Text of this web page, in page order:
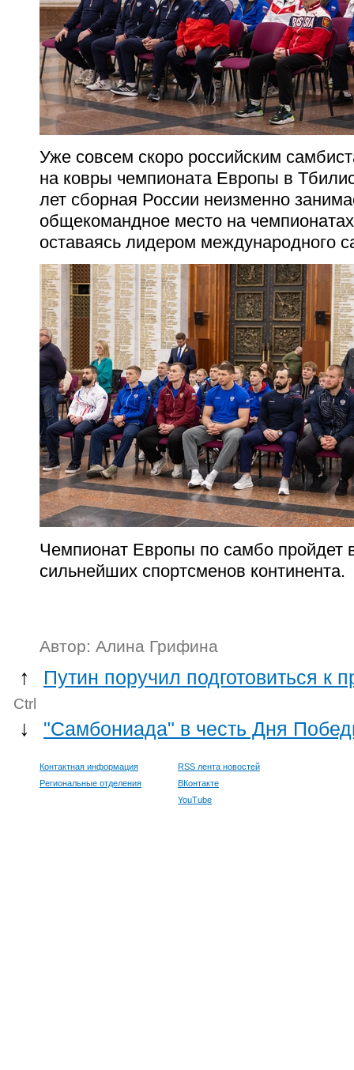
Уже совсем скоро российским
на ковры чемпионата Европы в
лет сборная России неизменно
общекомандное место на
оставаясь лидером международного
Чемпионат Европы по самбо пройдет
сильнейших спортсменов континента.
Автор: Алина Грифина
↑ Путин поручил подготовиться к
Ctrl
↓ "Самбониада" в честь Дня
Контактная информация
Региональные отделения
RSS лента новостей
ВКонтакте
YouTube